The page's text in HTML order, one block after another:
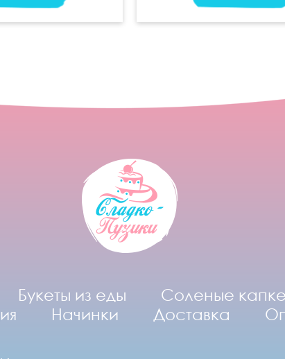
Букеты из еды Соленые
Начинки Доставка